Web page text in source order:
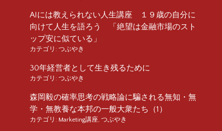
AIには教えられない人生講座 １９歳の自分に
向けて人生を語ろう 「絶望は金融市場のスト
ップ安に似ている」
カテゴリ: つぶやき
30年経営者として生き残るために
カテゴリ: つぶやき
森岡毅の確率思考の戦略論に騙される無知・無
学・無教養な本邦の一般大衆たち（1）
カテゴリ: Marketing講座 つぶやき